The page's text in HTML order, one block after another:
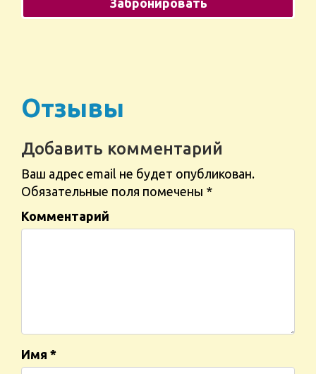
Отзывы
Добавить комментарий
Ваш адрес email не будет опубликован.
Обязательные поля помечены *
Комментарий
Имя *